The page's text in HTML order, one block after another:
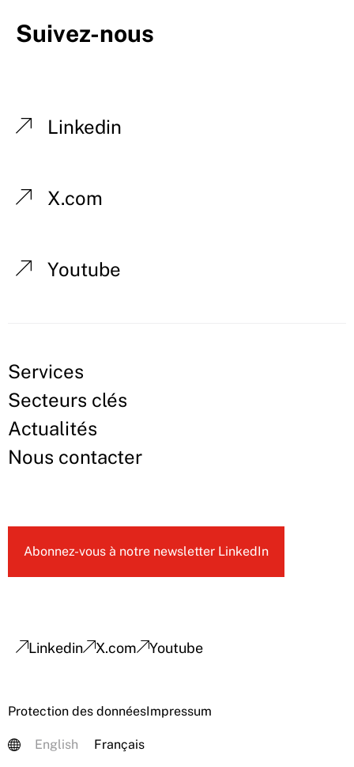
Suivez-nous
Linkedin
X.com
Youtube
Services
Secteurs clés
Actualités
Nous contacter
Abonnez-vous à notre newsletter LinkedIn
Linkedin X.com Youtube
Protection des donnéesImpressum
English Français